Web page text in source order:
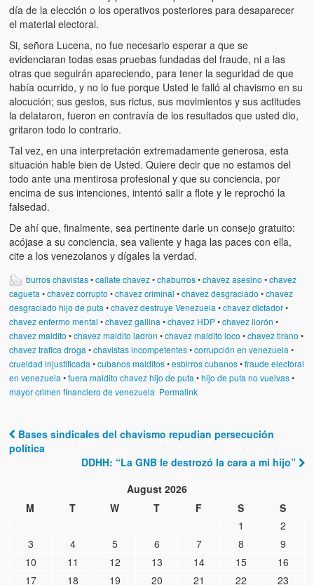
día de la elección o los operativos posteriores para desaparecer
el material electoral.
Si, señora Lucena, no fue necesario esperar a que se
evidenciaran todas esas pruebas fundadas del fraude, ni a las
otras que seguirán apareciendo, para tener la seguridad de que
había ocurrido, y no lo fue porque Usted le falló al chavismo en su
alocución; sus gestos, sus rictus, sus movimientos y sus actitudes
la delataron, fueron en contravía de los resultados que usted dio,
gritaron todo lo contrario.
Tal vez, en una interpretación extremadamente generosa, esta
situación hable bien de Usted. Quiere decir que no estamos del
todo ante una mentirosa profesional y que su conciencia, por
encima de sus intenciones, intentó salir a flote y le reprochó la
falsedad.
De ahí que, finalmente, sea pertinente darle un consejo gratuito:
acójase a su conciencia, sea valiente y haga las paces con ella,
cite a los venezolanos y dígales la verdad.
burros chavistas•callate chavez•chaburros•chavez asesino •chavez
cagueta •chavez corrupto •chavez criminal •chavez desgraciado •chavez
desgraciado hijo de puta •chavez destruye Venezuela •chavez dictador•
chavez enfermo mental •chavez gallina •chavez HDP•chavez llorón •
chavez maldito •chavez maldito ladron •chavez maldito loco •chavez tirano •
chavez trafica droga •chavistas incompetentes•corrupción en venezuela •
crueldad injustificada •cubanos malditos•esbirros cubanos•fraude electoral
en venezuela •fuera maldito chavez hijo de puta •hijo de puta no vuelvas•
mayor crimen financiero de venezuela Permalink
Post navigation
Bases sindicales del chavismo repudian persecución
política
DDHH: “La GNB le destrozó la cara a mi hijo”
August 2026
M
T W T F S
S
1
2
3
4 5 6 7 8
9
10
11 12 13 14 15
16
17
18 19 20 21 22 23